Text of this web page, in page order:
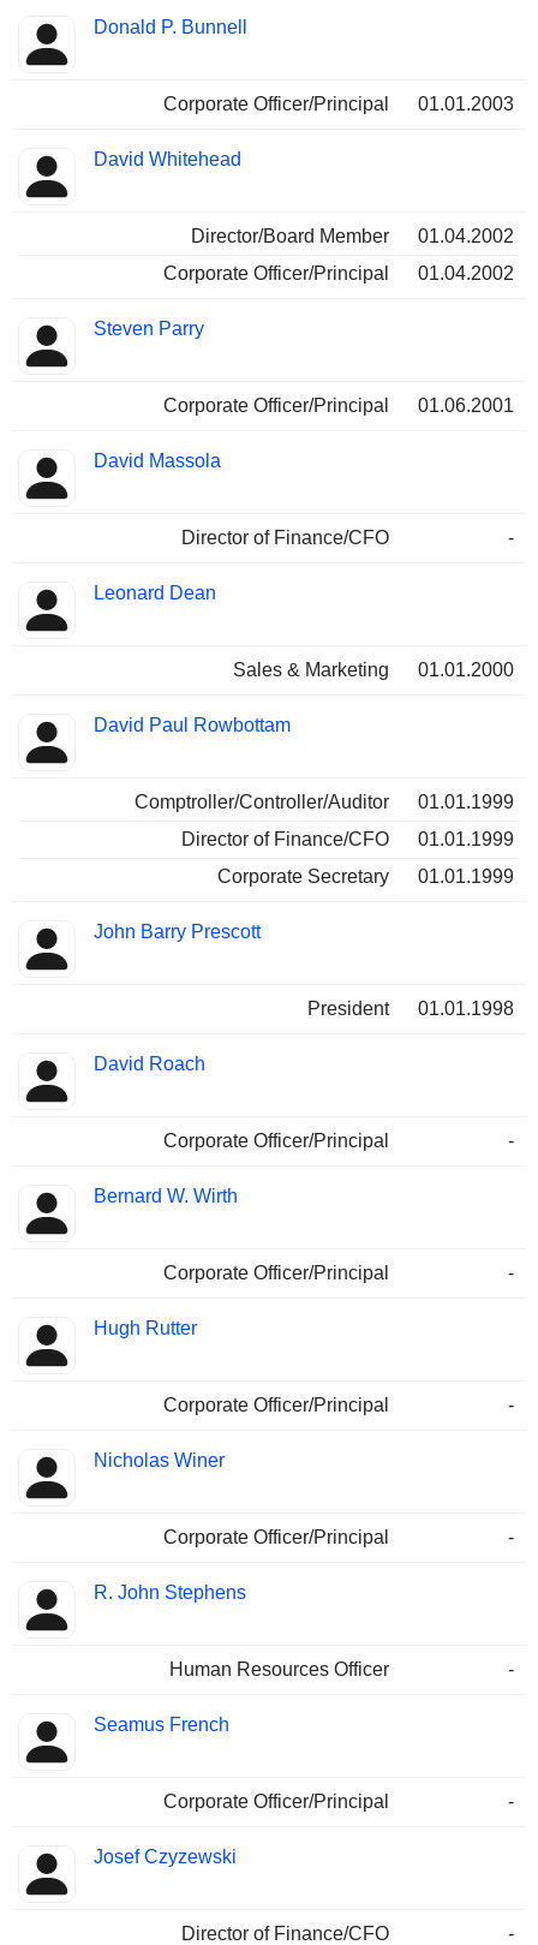
Donald P. Bunnell
Corporate Officer/Principal 01.01.2003
David Whitehead
Director/Board Member
01.04.2002
Corporate Officer/Principal
01.04.2002
Steven Parry
Corporate Officer/Principal 01.06.2001
David Massola
Director of Finance/CFO -
Leonard Dean
Sales & Marketing 01.01.2000
David Paul Rowbottam
Comptroller/Controller/Auditor
01.01.1999
Director of Finance/CFO
01.01.1999
Corporate Secretary
01.01.1999
John Barry Prescott
President 01.01.1998
David Roach
Corporate Officer/Principal -
Bernard W. Wirth
Corporate Officer/Principal -
Hugh Rutter
Corporate Officer/Principal -
Nicholas Winer
Corporate Officer/Principal -
R. John Stephens
Human Resources Officer -
Seamus French
Corporate Officer/Principal -
Josef Czyzewski
Director of Finance/CFO
-